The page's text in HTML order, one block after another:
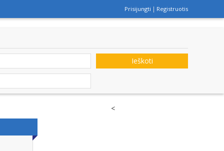
Prisijungti Registruotis
Ieškoti
<